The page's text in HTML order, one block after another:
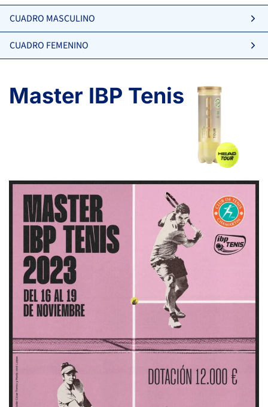
CUADRO MASCULINO
VILLACORTA ALONSO, R. 77
LLORENS SARACHO, L. 56
DÁVILA GODOY, S.
-
AUNION DURAN, P.
CUADRO FEMENINO
-
GUTIERREZ IMAZ, C. 32
SVIATECKAIA, L.
RAMOS SIERRA, C.
-
RIBERA BRISA, N. 41
Master IBP Tenis